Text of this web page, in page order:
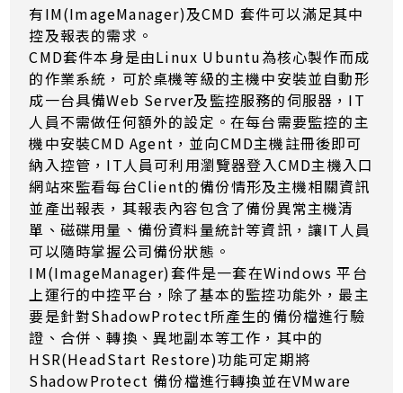
有IM(ImageManager)及CMD 套件可以滿足其中
控及報表的需求。
CMD套件本身是由Linux Ubuntu為核心製作而成
的作業系統，可於桌機等級的主機中安裝並自動形
成一台具備Web Server及監控服務的伺服器，IT
人員不需做任何額外的設定。在每台需要監控的主
機中安裝CMD Agent，並向CMD主機註冊後即可
納入控管，IT人員可利用瀏覽器登入CMD主機入口
網站來監看每台Client的備份情形及主機相關資訊
並產出報表，其報表內容包含了備份異常主機清
單、磁碟用量、備份資料量統計等資訊，讓IT人員
可以隨時掌握公司備份狀態。
IM(ImageManager)套件是一套在Windows 平台
上運行的中控平台，除了基本的監控功能外，最主
要是針對ShadowProtect所產生的備份檔進行驗
證、合併、轉換、異地副本等工作，其中的
HSR(HeadStart Restore)功能可定期將
ShadowProtect 備份檔進行轉換並在VMware